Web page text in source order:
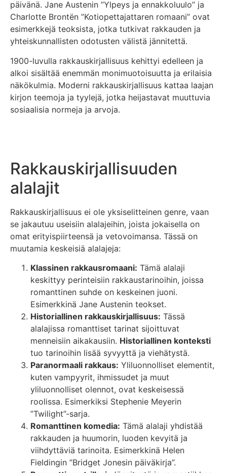
päivänä. Jane Austenin ”Ylpeys ja ennakkoluulo” ja
Charlotte Brontën ”Kotiopettajattaren romaani” ovat
esimerkkejä teoksista, jotka tutkivat rakkauden ja
yhteiskunnallisten odotusten välistä jännitettä.
1900-luvulla rakkauskirjallisuus kehittyi edelleen ja
alkoi sisältää enemmän monimuotoisuutta ja erilaisia
näkökulmia. Moderni rakkauskirjallisuus kattaa laajan
kirjon teemoja ja tyylejä, jotka heijastavat muuttuvia
sosiaalisia normeja ja arvoja.
Rakkauskirjallisuuden
alalajit
Rakkauskirjallisuus ei ole yksiselitteinen genre, vaan
se jakautuu useisiin alalajeihin, joista jokaisella on
omat erityispiirteensä ja vetovoimansa. Tässä on
muutamia keskeisiä alalajeja:
Klassinen rakkausromaani: Tämä alalaji
keskittyy perinteisiin rakkaustarinoihin, joissa
romanttinen suhde on keskeinen juoni.
Esimerkkinä Jane Austenin teokset.
Historiallinen rakkauskirjallisuus: Tässä
alalajissa romanttiset tarinat sijoittuvat
menneisiin aikakausiin. Historiallinen konteksti
tuo tarinoihin lisää syvyyttä ja viehätystä.
Paranormaali rakkaus: Yliluonnolliset elementit,
kuten vampyyrit, ihmissudet ja muut
yliluonnolliset olennot, ovat keskeisessä
roolissa. Esimerkiksi Stephenie Meyerin
”Twilight”-sarja.
Romanttinen komedia: Tämä alalaji yhdistää
rakkauden ja huumorin, luoden kevyitä ja
viihdyttäviä tarinoita. Esimerkkinä Helen
Fieldingin ”Bridget Jonesin päiväkirja”.